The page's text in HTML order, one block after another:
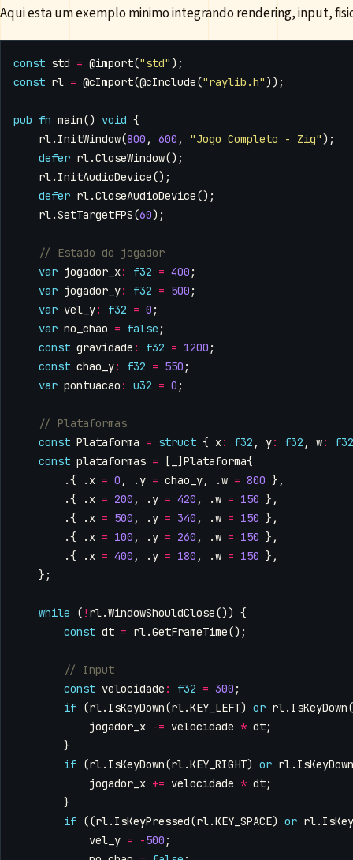
Aqui esta um exemplo minimo integrando rendering, input,
const std = @import("std");
const rl = @cImport(@cInclude("raylib.h"));
pub fn main() void {
rl. InitWindow(800 , 600 , "Jogo Completo - Zig");
defer rl.CloseWindow();
rl. InitAudioDevice();
defer rl.CloseAudioDevice();
rl.SetTargetFPS(60);
var jogador_x: f32 = 400 ;
var jogador_y: f32 = 500 ;
var vel_y: f32 = 0 ;
var no_chao = false ;
const gravidade : f32 = 1200 ;
const chao_y: f32 = 550 ;
var pontuacao : u32 = 0 ;
const Plataforma = struct { x: f32 , y: f32 , w:
f32
const plataformas = [ ] Plataforma{
.{
. x = 0 , . y = chao_y, .w = 800 },
.{
. x = 200 , . y = 420 , .w = 150 },
.{
. x = 500 , . y = 340 , .w = 150 },
.{
. x = 100 , . y = 260 , .w = 150 },
.{
. x = 400 , . y = 180 , .w = 150 },
};
while ( ! rl.WindowShouldClose()) {
const dt = rl.GetFrameTime();
const velocidade : f32 = 300 ;
if (rl. IsKeyDown(rl.KEY_LEFT) or rl. IsKeyDown(
jogador_x -= velocidade * dt;
}
if (rl. IsKeyDown(rl.KEY_RIGHT) or rl. IsKeyDown
jogador_x += velocidade * dt;
}
if ((rl. IsKeyPressed(rl.KEY_SPACE) or rl.
vel_y = -500 ;